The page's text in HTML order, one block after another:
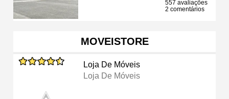
557 avaliações
2 comentários
MOVEISTORE
Loja De Móveis
Loja De Móveis